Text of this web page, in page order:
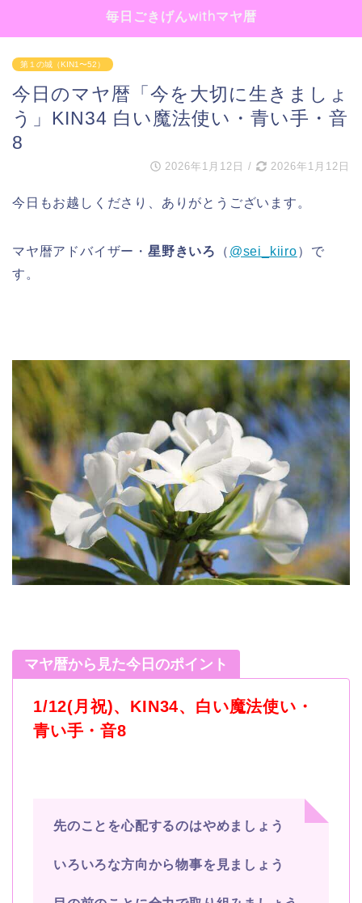
毎日ごきげんwithマヤ暦
第１の城（KIN1〜52）
今日のマヤ暦「今を大切に生きましょ
う」KIN34 白い魔法使い・青い手・音
8
2026年1月12日 / 2026年1月12日
今日もお越しくださり、ありがとうございます。
マヤ暦アドバイザー・ 星野きいろ （ @sei_kiiro）で
す。
マヤ暦から見た今日のポイント
1/12(月祝)、KIN34、白い魔法使い・
青い手・音8
先のことを心配するのはやめましょう
いろいろな方向から物事を見ましょう